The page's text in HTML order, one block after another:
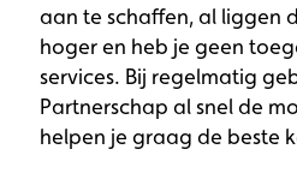
aan te schaffen, al liggen
hoger en heb je geen
services. Bij regelmatig
Partnerschap al snel de
helpen je graag de beste